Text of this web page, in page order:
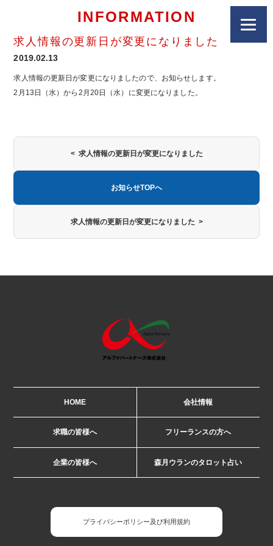
INFORMATION
求人情報の更新日が変更になりました
2019.02.13
求人情報の更新日が変更になりましたので、お知らせします。
2月13日（水）から2月20日（水）に変更になりました。
< 求人情報の更新日が変更になりました
お知らせTOPへ
求人情報の更新日が変更になりました >
HOME 会社情報
求職の皆様へ フリーランスの方へ
企業の皆様へ 森月ウランのタロット占い
プライバシーポリシー及び利用規約